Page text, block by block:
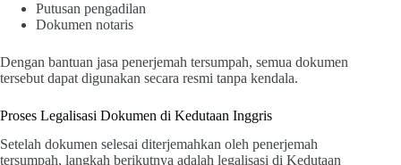
Putusan pengadilan
Dokumen notaris
Dengan bantuan jasa penerjemah tersumpah, semua dokumen
tersebut dapat digunakan secara resmi tanpa kendala.
Proses Legalisasi Dokumen di Kedutaan Inggris
Setelah dokumen selesai diterjemahkan oleh penerjemah
tersumpah, langkah berikutnya adalah legalisasi di Kedutaan